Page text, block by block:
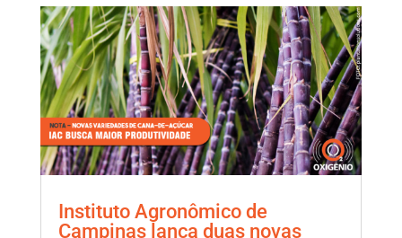
Instituto Agronômico de
Campinas lança duas novas